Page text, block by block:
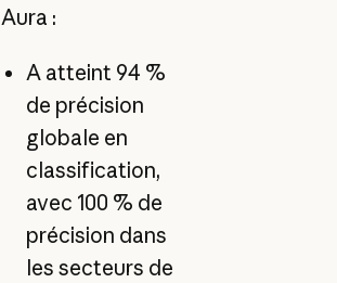
Aura :
A atteint 94 %
de précision
globale en
classification,
avec 100 % de
précision dans
les secteurs de